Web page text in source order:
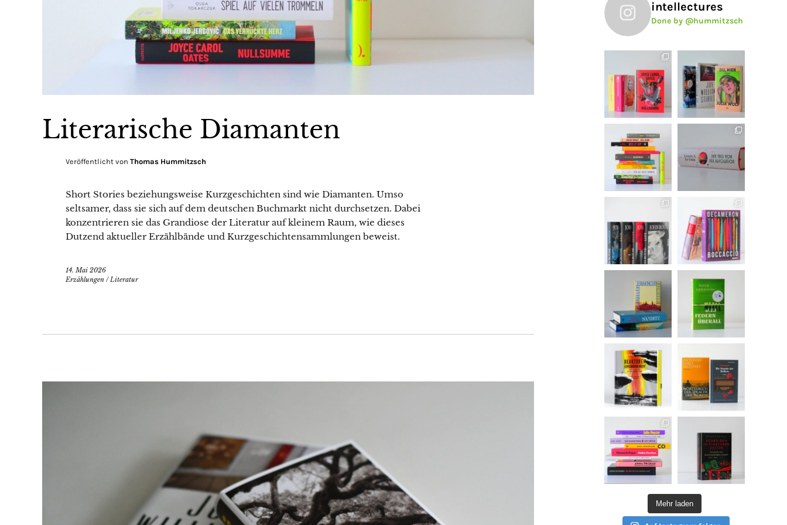
Literarische Diamanten
Veröffentlicht von Thomas Hummitzsch
Short Stories beziehungsweise Kurzgeschichten sind wie Diamanten. Umso
seltsamer, dass sie sich auf dem deutschen Buchmarkt nicht durchsetzen. Dabei
konzentrieren sie das Grandiose der Literatur auf kleinem Raum, wie dieses
Dutzend aktueller Erzählbände und Kurzgeschichtensammlungen beweist.
14. Mai 2026
Erzählungen /Literatur
intellectures
Done by @hummitzsch
Mehr laden